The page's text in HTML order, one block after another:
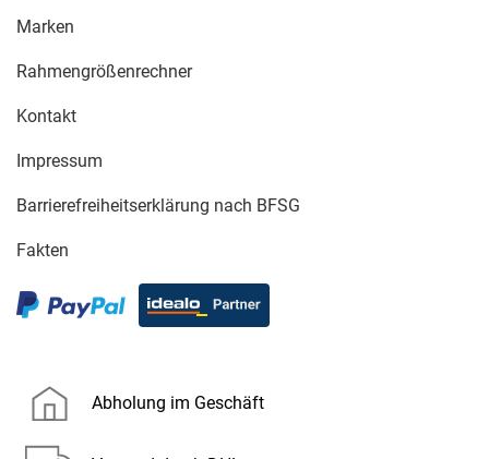
Marken
Rahmengrößenrechner
Kontakt
Impressum
Barrierefreiheitserklärung nach BFSG
Fakten
Abholung im Geschäft